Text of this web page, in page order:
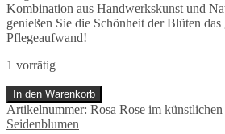
Kombination aus Handwerkskunst und
genießen Sie die Schönheit der Blüten das
Pflegeaufwand!
1 vorrätig
Rosa
Rose
im
In den Warenkorb
Artikelnummer: Rosa Rose im künstlichen
Seidenblumen